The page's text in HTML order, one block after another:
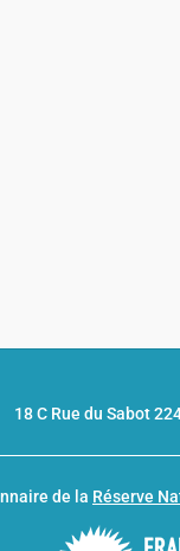
18 C Rue du Sabot
de la Réserve